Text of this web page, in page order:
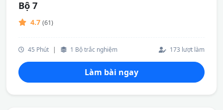
Bộ 7
4.7 (61)
45 Phút | 1 Bộ trắc nghiệm 173 lượt làm
Làm bài ngay